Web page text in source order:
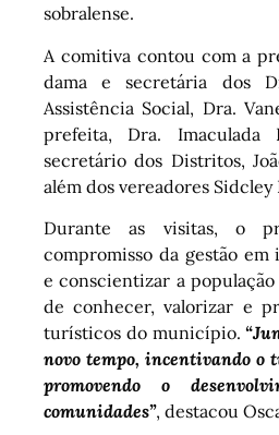
sobralense.
A comitiva contou com a
dama e secretária dos
Assistência Social, Dra.
prefeita, Dra. Imaculada
secretário dos Distritos,
além dos vereadores
Durante as visitas, o
compromisso da gestão
e conscientizar a
de conhecer, valorizar e
turísticos do município.
novo tempo, incentivando o
promovendo o
comunidades”, destacou